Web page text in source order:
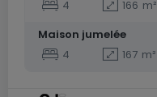
4
166 m²
Maison jumelée
4
167 m²